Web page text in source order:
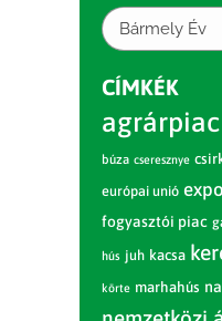
Bármely Év
CÍMKÉK
agrárpiac
búza cseresznye
európai unió
fogyasztói piac
hús juh kacsa
körte marhahús